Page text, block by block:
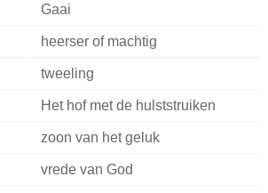
Gaai
heerser of machtig
tweeling
Het hof met de hulststruiken
zoon van het geluk
vrede van God